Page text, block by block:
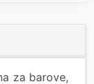
za barove,